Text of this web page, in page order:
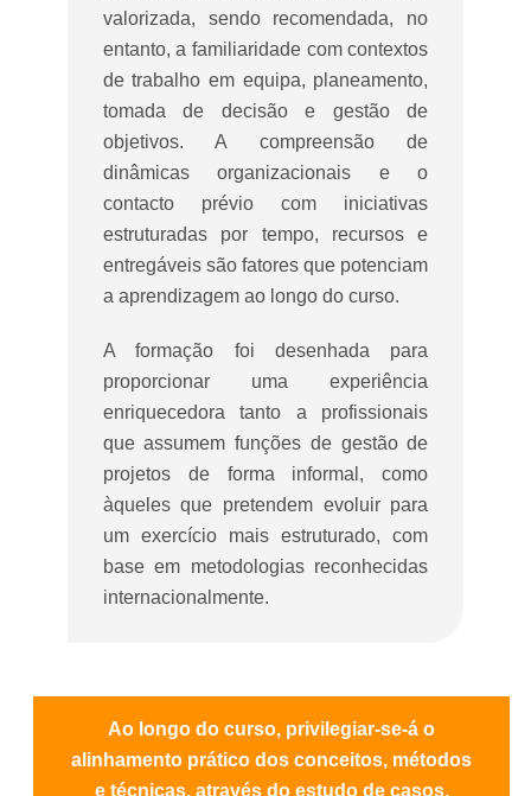
valorizada, sendo recomendada, no
entanto, a familiaridade com contextos
de trabalho em equipa, planeamento,
tomada de decisão e gestão de
objetivos.A compreensão de
dinâmicas organizacionais e o
contacto prévio com iniciativas
estruturadas por tempo, recursos e
entregáveis são fatores que potenciam
a aprendizagem ao longo do curso.
A formação foi desenhada para
proporcionar uma experiência
enriquecedora tanto a profissionais
que assumem funções de gestão de
projetos de forma informal, como
àqueles que pretendem evoluir para
um exercício mais estruturado, com
base em metodologias reconhecidas
internacionalmente.
Ao longo do curso, privilegiar-se-á o
alinhamento prático dos conceitos, métodos
e técnicas, através do estudo de casos,